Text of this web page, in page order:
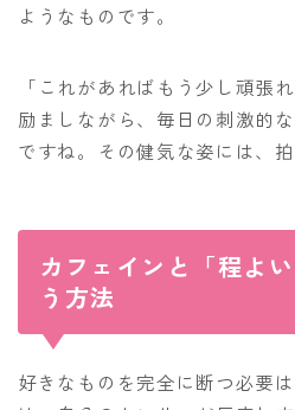
ようなものです。
「これがあればもう少し頑張
励ましながら、毎日の刺激的
ですね。その健気な姿には、
カフェインと「程よ
う方法
好きなものを完全に断つ必要